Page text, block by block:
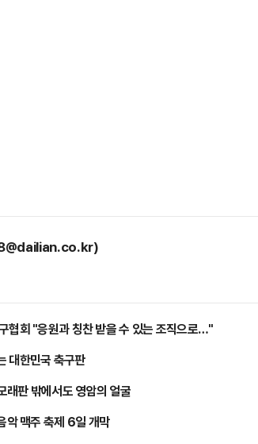
협회 "응원과 칭찬 받을 수 있는 조직으로…"
대한민국 축구판
래판 밖에서도 영암의 얼굴
악 맥주 축제 6일 개막